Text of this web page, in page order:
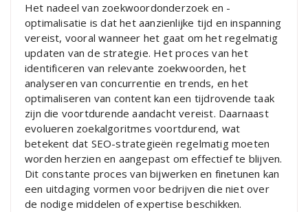
Het nadeel van zoekwoordonderzoek en -
optimalisatie is dat het aanzienlijke tijd en inspanning
vereist, vooral wanneer het gaat om het regelmatig
updaten van de strategie. Het proces van het
identificeren van relevante zoekwoorden, het
analyseren van concurrentie en trends, en het
optimaliseren van content kan een tijdrovende taak
zijn die voortdurende aandacht vereist. Daarnaast
evolueren zoekalgoritmes voortdurend, wat
betekent dat SEO-strategieën regelmatig moeten
worden herzien en aangepast om effectief te blijven.
Dit constante proces van bijwerken en finetunen kan
een uitdaging vormen voor bedrijven die niet over
de nodige middelen of expertise beschikken.